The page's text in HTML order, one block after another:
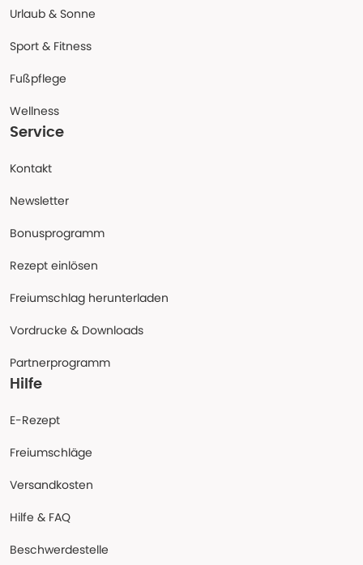
Urlaub & Sonne
Sport & Fitness
Fußpflege
Wellness
Service
Kontakt
Newsletter
Bonusprogramm
Rezept einlösen
Freiumschlag herunterladen
Vordrucke & Downloads
Partnerprogramm
Hilfe
E-Rezept
Freiumschläge
Versandkosten
Hilfe & FAQ
Beschwerdestelle